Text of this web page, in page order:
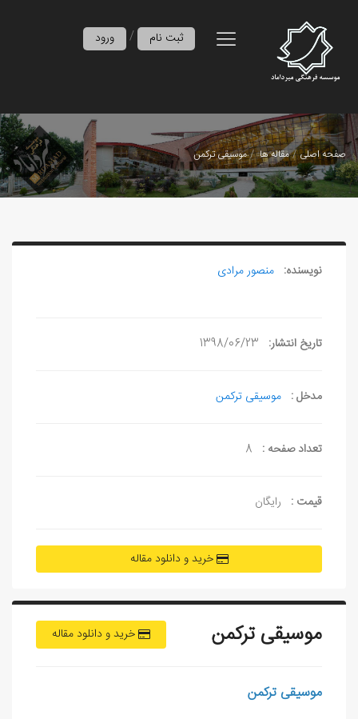
ورود / ثبت نام
صفحه اصلی مقاله ها موسیقی ترکمن
نویسنده: منصور مرادی
تاریخ انتشار: 1398/06/23
مدخل : موسیقی ترکمن
تعداد صفحه : 8
قیمت : رایگان
خرید و دانلود مقاله
خرید و دانلود مقاله موسیقی ترکمن
موسیقی ترکمن